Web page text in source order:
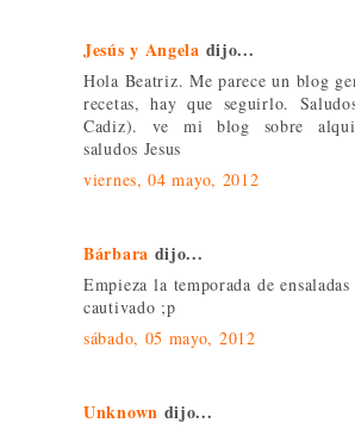
Jesús y Angela dijo...
Hola Beatriz. Me parece un blog
recetas, hay que seguirlo.
Cadiz). ve mi blog sobre
saludos Jesus
viernes, 04 mayo, 2012
Bárbara dijo...
Empieza la temporada de
cautivado ;p
sábado, 05 mayo, 2012
Unknown dijo...